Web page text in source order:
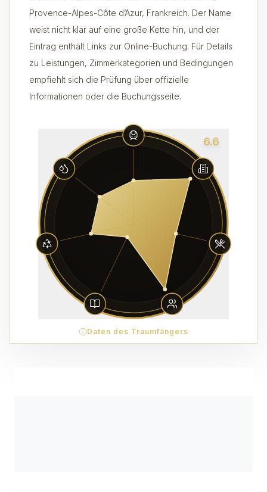
Provence-Alpes-Côte d’Azur, Frankreich. Der Name
weist nicht klar auf eine große Kette hin, und der
Eintrag enthält Links zur Online-Buchung. Für Details
zu Leistungen, Zimmerkategorien und Bedingungen
empfiehlt sich die Prüfung über offizielle
Informationen oder die Buchungsseite.
6.6
Daten des Traumfängers